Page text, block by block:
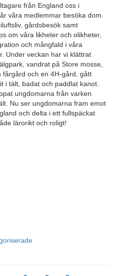
från England oss i
våra medlemmar besöka dom.
gårdsbesök samt
om våra likheter och olikheter,
och mångfald i våra
Under veckan har vi klättrat
vandrat på Store mosse,
fårgård och en 4H-gård, gått
i tält, badat och paddlat kanot.
ungdomarna från varken
Nu ser ungdomarna fram emot
och delta i ett fullspäckat
lärorikt och roligt!